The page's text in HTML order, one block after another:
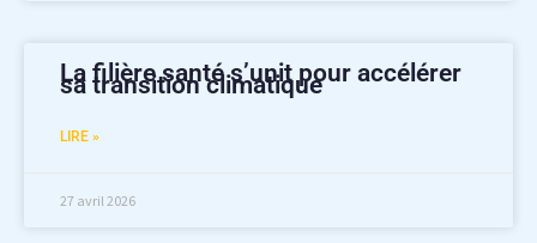
La filière santé s’unit pour accélérer
sa transition climatique
LIRE »
27 avril 2026